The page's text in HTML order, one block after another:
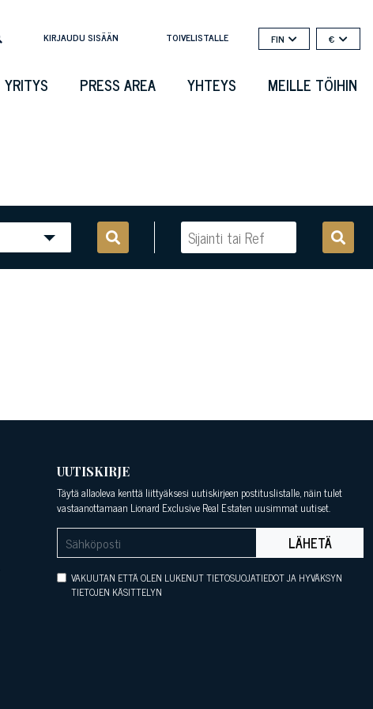
KIRJAUDU SISÄÄN TOIVELISTALLE FIN €
YRITYS PRESS AREA YHTEYS MEILLE TÖIHIN
UUTISKIRJE
Täytä allaoleva kenttä liittyäksesi uutiskirjeen postituslistalle, näin tulet
vastaanottamaan Lionard Exclusive Real Estaten uusimmat uutiset.
LÄHETÄ
VAKUUTAN ETTÄ OLEN LUKENUT TIETOSUOJATIEDOT JA HYVÄKSYN
TIETOJEN KÄSITTELYN